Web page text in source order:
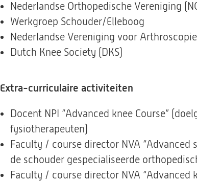
Nederlandse Orthopedische Vereniging
Werkgroep Schouder/Elleboog
Nederlandse Vereniging voor
Dutch Knee Society (DKS)
Extra-curriculaire activiteiten
Docent NPI “Advanced knee Course”
fysiotherapeuten)
Faculty / course director NVA “Advanced
de schouder gespecialiseerde
Faculty / course director NVA “Advanced